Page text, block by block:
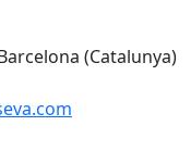
(Catalunya)